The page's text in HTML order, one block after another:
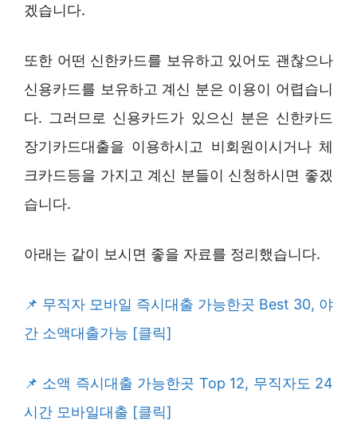
겠습니다.
또한 어떤 신한카드를 보유하고 있어도 괜찮으나
신용카드를 보유하고 계신 분은 이용이 어렵습니
다. 그러므로 신용카드가 있으신 분은 신한카드
장기카드대출을 이용하시고 비회원이시거나 체
크카드등을 가지고 계신 분들이 신청하시면 좋겠
습니다.
아래는 같이 보시면 좋을 자료를 정리했습니다.
무직자 모바일 즉시대출 가능한곳 Best 30, 야
간 소액대출가능 [클릭]
소액 즉시대출 가능한곳 Top 12, 무직자도 24
시간 모바일대출 [클릭]